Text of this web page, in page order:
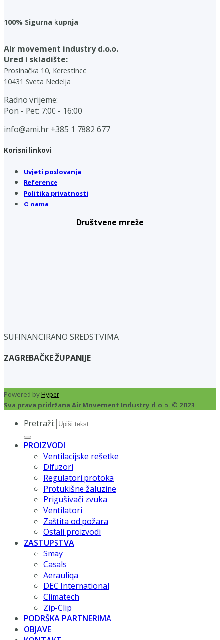
100% Sigurna kupnja
Air movement industry d.o.o.
Ured i skladište:
Prosinačka 10, Kerestinec
10431 Sveta Nedelja
Radno vrijeme:
Pon - Pet: 7:00 - 16:00
info@ami.hr +385 1 7882 677
Korisni linkovi
Uvjeti poslovanja
Reference
Politika privatnosti
O nama
Društvene mreže
SUFINANCIRANO SREDSTVIMA
ZAGREBAČKE ŽUPANIJE
Powered byHyper
Sva prava pridržana Air Movement Industry d.o.o. © 2023
Pretraži:
PROIZVODI
Ventilacijske rešetke
Difuzori
Regulatori protoka
Protukišne žaluzine
Prigušivači zvuka
Ventilatori
Zaštita od požara
Ostali proizvodi
ZASTUPSTVA
Smay
Casals
Aerauliqa
DEC International
Climatech
Zip-Clip
PODRŠKA PARTNERIMA
OBJAVE